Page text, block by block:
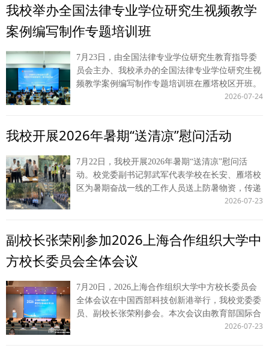
难案件法律支撑等充分交流。 随后，张荣刚、常
安一行赴自治区人民检察院开展对接，副检察长孙
庆杰及相关部室负责人参会。双方围绕公益诉讼、
法治人才培养共商合作举措，张荣刚和孙庆杰代表
双方单位签署检校战略合作协议。 在呼市调研期
间，张荣刚、常安陪同校党委书记赵万东参加内蒙
古校友会换届暨学习交流会，赴内蒙古警察学院调
友工作处、期刊社、经济法学院（知识产权学
与对应调研活动。 （供稿：国内合作与校友工作
处 撰稿：周建利 审核：刘霖杰）
制。 （供稿：公安学院 撰稿：胡翔 审核：上官亚
敏）
契机，在专业建设、人才培养、科研合作、服务地
方等方面积极作为，为教育援疆、文化润疆贡献西
法大力量。 （供稿：教务处 撰稿：李振林 审核：
董玮）
知识产权理论研究与成果转化方面开展了大量卓有
成效的工作。筹建版权学术研究平台，是学校回应
数字时代版权治理新挑战、服务文化数字化战略的
重要举措，将进一步整合学科资源，打造集理论研
究、人才培养、智库服务于一体的高端平台，为我
国版权事业高质量发展贡献“西法大力量”。 王志成
对我校红色办学底色、知识产权学科积淀、版权学
求，明确要紧扣习近平文化思想，聚焦人工智能、
数字文创等新兴领域版权治理，夯实理论研究、人
才培育、社会服务三大核心职能，持续深化部校合
作，加强政产学研协同，立足西北区位优势打造特
色版权智库，助力健全现代化版权治理体系。 会
前，王志成一行观看了我校知识产权学科建设成果
管理局、陕西省委宣传部相关处室负责人；学校党
政办公室负责人，经济法学院（知识产权学院）领
导班子及学科骨干教师参加座谈。 （供稿：经济
我校举办全国法律专业学位研究生视频教学
案例编写制作专题培训班
7月23日，由全国法律专业学位研究生教育指导委
员会主办、我校承办的全国法律专业学位研究生视
频教学案例编写制作专题培训班在雁塔校区开班。
我校副校长、法治学院 法律硕士教育学院院长
责人出席开班仪式。开班仪式由法律教指委副秘书
代表学校对全体参训人员表示热烈欢迎，介绍了学
校红色办学根基、法学学科建设成果与特色实践育
人模式。他表示，本次培训贴合法律硕士“重实
践、强应用”的培养核心，打通理论教学与实务运
法硕培养单位搭建了高效的交流协作平台。结合培
训目标，他分享三点思考，与在场学员共勉：一是
要深耕精品视频案例创作，深入司法实务一线挖掘
教学素材，打造标杆案例成果；二是推进校际协同
育人，将视频案例教学融入法硕培养全过程；三是
加强经验互通，携手搭建全国法硕视频案例资源
库，推动法律专业学位研究生教育高质量发展。
2026-07-24
我校开展2026年暑期“送清凉”慰问活动
7月22日，我校开展2026年暑期“送清凉”慰问活
动。校党委副书记郭武军代表学校在长安、雁塔校
区为暑期奋战一线的工作人员送上防暑物资，传递
学校暖心关怀。 走访过程中，郭武军深入各个工
时段务必合理调整工作节奏，做好防暑防护，兼顾
工作开展与自身身体健康。 他勉励全体一线工作
人员，要持续以严谨细致、务实高效的工作标准，
扎实推进暑期校园安全管理、后勤保障服务、校园
基建施工、新生招生录取等重点工作，保障暑期全
校各项工作平稳落地、有序运转，为秋季新学期各
项事业高质量开展筑牢根基。 校工会、招生就业
2026-07-23
副校长张荣刚参加2026上海合作组织大学中
方校长委员会全体会议
7月20日，2026上海合作组织大学中方校长委员会
全体会议在中国西部科技创新港举行，我校党委委
员、副校长张荣刚参会。本次会议由教育部国际合
作与交流司指导，上海合作组织大学中方校长办公
2026-07-23